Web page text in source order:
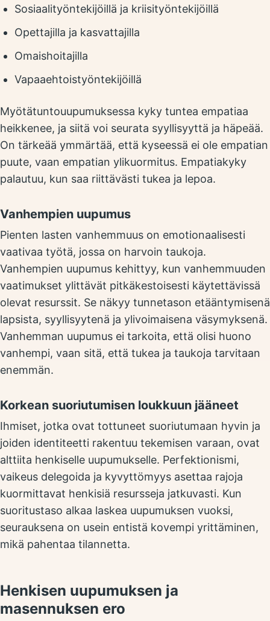
Sosiaalityöntekijöillä ja kriisityöntekijöillä
Opettajilla ja kasvattajilla
Omaishoitajilla
Vapaaehtoistyöntekijöillä
Myötätuntouupumuksessa kyky tuntea empatiaa
heikkenee, ja siitä voi seurata syyllisyyttä ja häpeää.
On tärkeää ymmärtää, että kyseessä ei ole empatian
puute, vaan empatian ylikuormitus. Empatiakyky
palautuu, kun saa riittävästi tukea ja lepoa.
Vanhempien uupumus
Pienten lasten vanhemmuus on emotionaalisesti
vaativaa työtä, jossa on harvoin taukoja.
Vanhempien uupumus kehittyy, kun vanhemmuuden
vaatimukset ylittävät pitkäkestoisesti käytettävissä
olevat resurssit. Se näkyy tunnetason etääntymisenä
lapsista, syyllisyytenä ja ylivoimaisena väsymyksenä.
Vanhemman uupumus ei tarkoita, että olisi huono
vanhempi, vaan sitä, että tukea ja taukoja tarvitaan
enemmän.
Korkean suoriutumisen loukkuun jääneet
Ihmiset, jotka ovat tottuneet suoriutumaan hyvin ja
joiden identiteetti rakentuu tekemisen varaan, ovat
alttiita henkiselle uupumukselle. Perfektionismi,
vaikeus delegoida ja kyvyttömyys asettaa rajoja
kuormittavat henkisiä resursseja jatkuvasti. Kun
suoritustaso alkaa laskea uupumuksen vuoksi,
seurauksena on usein entistä kovempi yrittäminen,
mikä pahentaa tilannetta.
Henkisen uupumuksen ja
masennuksen ero